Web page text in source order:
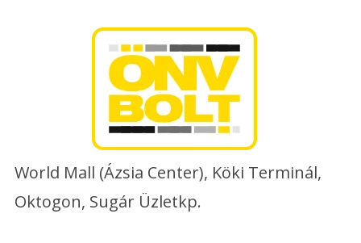
World Mall (Ázsia Center), Köki Terminál,
Oktogon, Sugár Üzletkp.